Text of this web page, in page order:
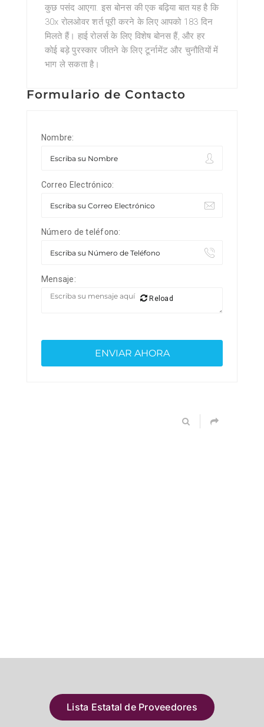
कुछ पसंद आएगा. इस बोनस की एक बढ़िया बात यह है कि
30x रोलओवर शर्त पूरी करने के लिए आपको 183 दिन
मिलते हैं। हाई रोलर्स के लिए विशेष बोनस हैं, और हर
कोई बड़े पुरस्कार जीतने के लिए टूर्नामेंट और चुनौतियों में
भाग ले सकता है।
Formulario de Contacto
Nombre:
Correo Electrónico:
Número de teléfono:
Mensaje:
Reload
Lista Estatal de Proveedores